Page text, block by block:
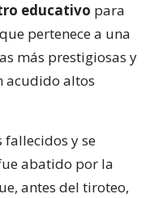
educativo para
pertenece a una
más prestigiosas y
acudido altos
fallecidos y se
abatido por la
antes del tiroteo,